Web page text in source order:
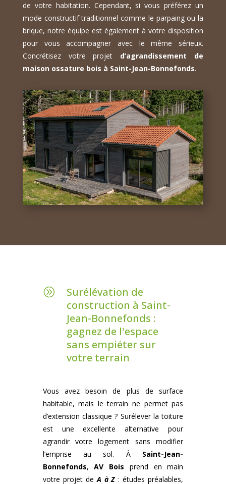
de votre habitation. Cependant, si vous préférez un
mode constructif traditionnel comme le parpaing ou la
brique, notre équipe est également à votre disposition
pour vous accompagner avec le même sérieux.
Concrétisez votre projet d’agrandissement de
maison ossature bois à Saint-Jean-Bonnefonds.
A
Surélévation de
construction à Saint-
Jean-Bonnefonds :
gagnez de l'espace
sans empiéter sur
votre terrain
Vous avez besoin de plus de surface
habitable, mais le terrain ne permet pas
d’extension classique ? Surélever la toiture
est une excellente alternative pour
agrandir votre logement sans modifier
l’emprise au sol. À Saint-Jean-
Bonnefonds,AV Bois prend en main
votre projet deA à Z: études préalables,